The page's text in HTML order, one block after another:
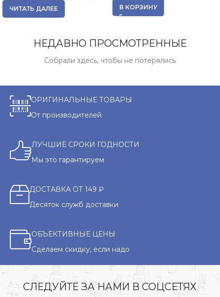
ЧИТАТЬ ДАЛЕЕ В КОРЗИНУ
НЕДАВНО ПРОСМОТРЕННЫЕ
Собрали здесь, чтобы не потерялись
ОРИГИНАЛЬНЫЕ ТОВАРЫ
От производителей
ЛУЧШИЕ СРОКИ ГОДНОСТИ
Мы это гарантируем
ДОСТАВКА ОТ 149 ₽
Десяток служб доставки
ОБЪЕКТИВНЫЕ ЦЕНЫ
Сделаем скидку, если надо
СЛЕДУЙТЕ ЗА НАМИ В СОЦСЕТЯХ